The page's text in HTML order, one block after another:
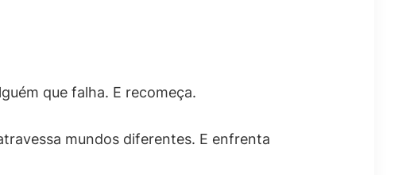
que falha. E recomeça.
mundos diferentes. E enfrenta